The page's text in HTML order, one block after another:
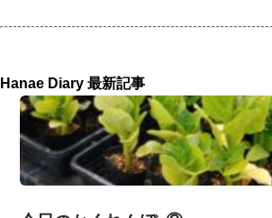
Hanae Diary 最新記事